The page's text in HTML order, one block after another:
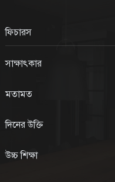
ফিচারস
সাক্ষাৎকার
মতামত
দিনের উক্তি
উচ্চ শিক্ষা